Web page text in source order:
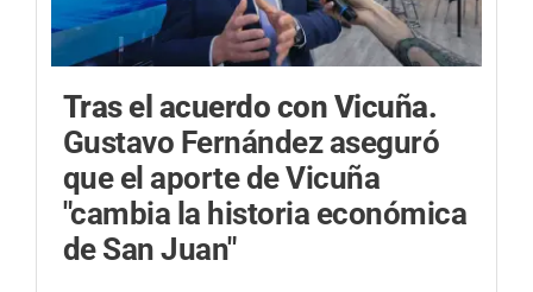
Tras el acuerdo con Vicuña.
Gustavo Fernández aseguró
que el aporte de Vicuña
"cambia la historia económica
de San Juan"